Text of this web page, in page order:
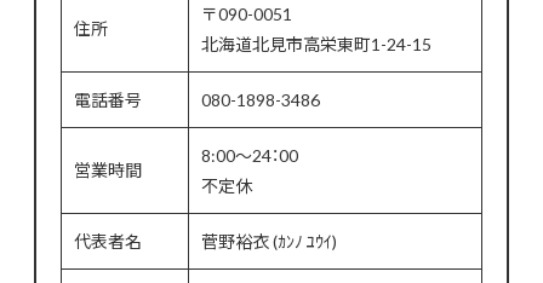
住所
〒090-0051
北海道北見市高栄東町1-24-15
電話番号 080-1898-3486
営業時間
8:00～24：00
不定休
代表者名 菅野裕衣 (ｶﾝﾉ ﾕｳｲ)